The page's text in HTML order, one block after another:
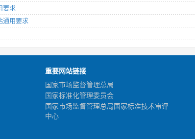
要求
通用要求
重要网站链接
国家市场监督管理总局
国家标准化管理委员会
国家市场监督管理总局国家标准技术审评
中心